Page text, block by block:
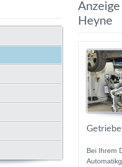
Heyne
Bei Ihrem